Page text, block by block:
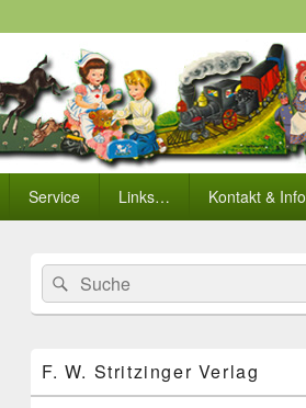
Service Links… Kontakt & Info
Primärer
Seitenleisten
Widget-
Bereich
Search
for:
Suche
F. W. Stritzinger Verlag